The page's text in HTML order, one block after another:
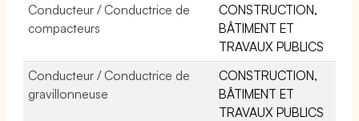
Conducteur / Conductrice de
compacteurs
CONSTRUCTION,
BÂTIMENT ET
TRAVAUX PUBLICS
Conducteur / Conductrice de
gravillonneuse
CONSTRUCTION,
BÂTIMENT ET
TRAVAUX PUBLICS